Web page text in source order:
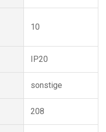
10
IP20
sonstige
208